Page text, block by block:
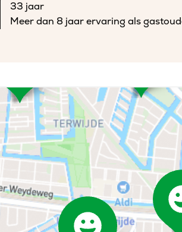
33 jaar
Meer dan 8 jaar ervaring als